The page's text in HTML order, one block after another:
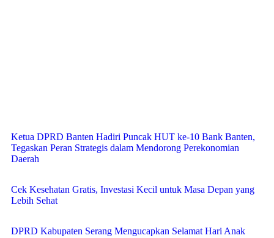
Ketua DPRD Banten Hadiri Puncak HUT ke-10 Bank Banten,
Tegaskan Peran Strategis dalam Mendorong Perekonomian
Daerah
Cek Kesehatan Gratis, Investasi Kecil untuk Masa Depan yang
Lebih Sehat
DPRD Kabupaten Serang Mengucapkan Selamat Hari Anak